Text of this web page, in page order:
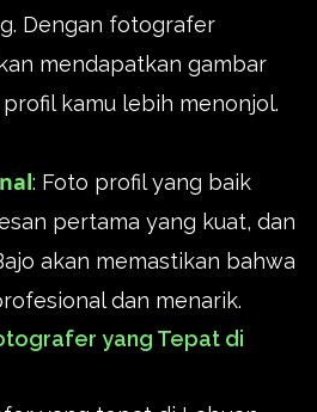
Dengan fotografer
mendapatkan gambar
kamu lebih menonjol.
: Foto profil yang baik
pertama yang kuat, dan
akan memastikan bahwa
dan menarik.
yang Tepat di